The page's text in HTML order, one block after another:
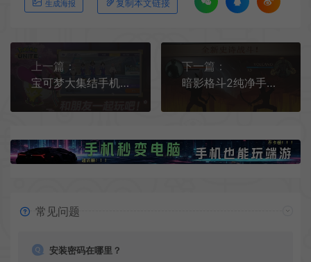
生成海报 复制本文链接
上一篇：
宝可梦大集结手机游戏[Android][v1.1.1.1]
下一篇：
暗影格斗2纯净手机版[Android][v2.39.0]
常见问题
安装密码在哪里？